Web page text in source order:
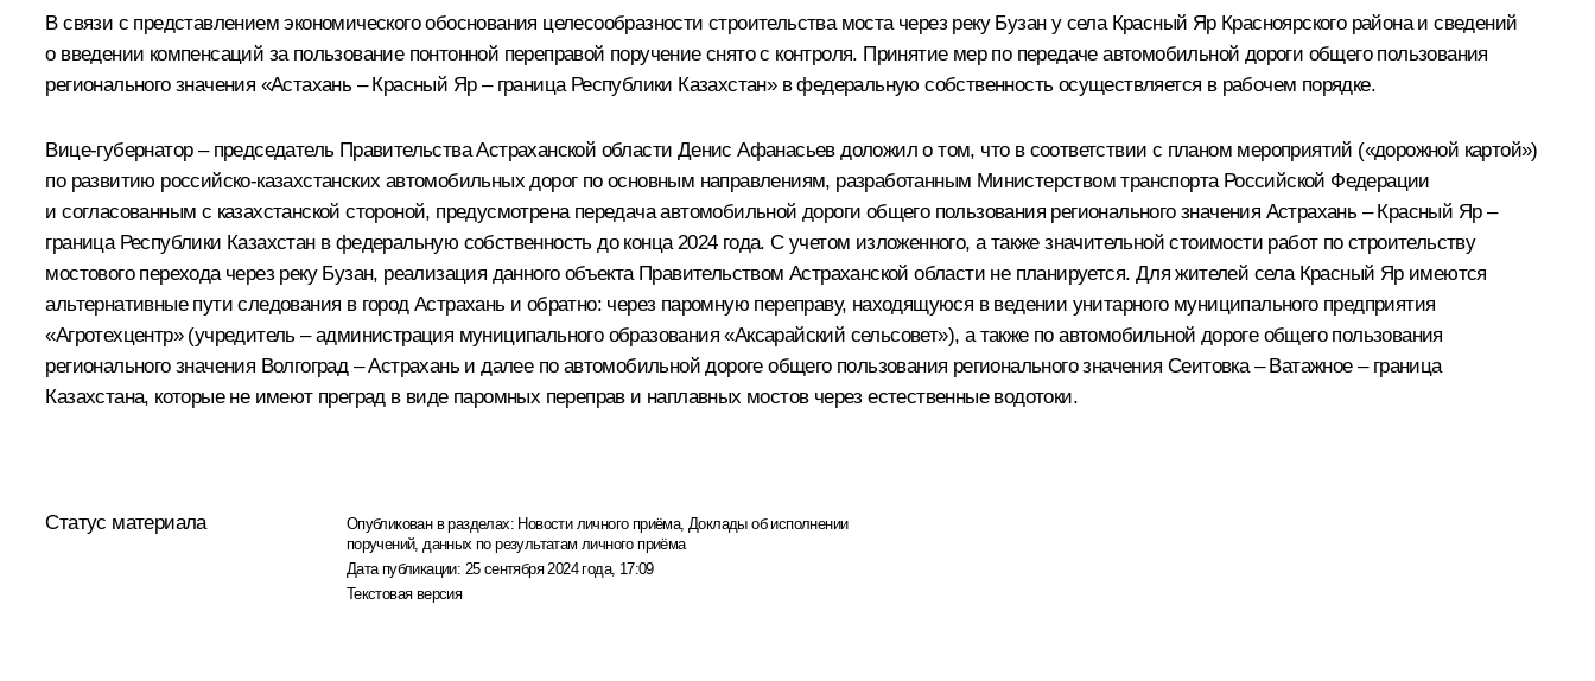
В связи с представлением экономического обоснования целесообразности строительства моста через реку Бузан у села Красный Яр Красноярского района и сведений
о введении компенсаций за пользование понтонной переправой поручение снято с контроля. Принятие мер по передаче автомобильной дороги общего пользования
регионального значения «Астахань – Красный Яр – граница Республики Казахстан» в федеральную собственность осуществляется в рабочем порядке.
Вице-губернатор – председатель Правительства Астраханской области Денис Афанасьев доложил о том, что в соответствии с планом мероприятий («дорожной картой»)
по развитию российско-казахстанских автомобильных дорог по основным направлениям, разработанным Министерством транспорта Российской Федерации
и согласованным с казахстанской стороной, предусмотрена передача автомобильной дороги общего пользования регионального значения Астрахань – Красный Яр –
граница Республики Казахстан в федеральную собственность до конца 2024 года. С учетом изложенного, а также значительной стоимости работ по строительству
мостового перехода через реку Бузан, реализация данного объекта Правительством Астраханской области не планируется. Для жителей села Красный Яр имеются
альтернативные пути следования в город Астрахань и обратно: через паромную переправу, находящуюся в ведении унитарного муниципального предприятия
«Агротехцентр» (учредитель – администрация муниципального образования «Аксарайский сельсовет»), а также по автомобильной дороге общего пользования
регионального значения Волгоград – Астрахань и далее по автомобильной дороге общего пользования регионального значения Сеитовка – Ватажное – граница
Казахстана, которые не имеют преград в виде паромных переправ и наплавных мостов через естественные водотоки.
Статус материала Опубликован в разделах: Новости личного приёма,Доклады об исполнении
поручений, данных по результатам личного приёма
Дата публикации: 25 сентября 2024 года, 17:09
Текстовая версия